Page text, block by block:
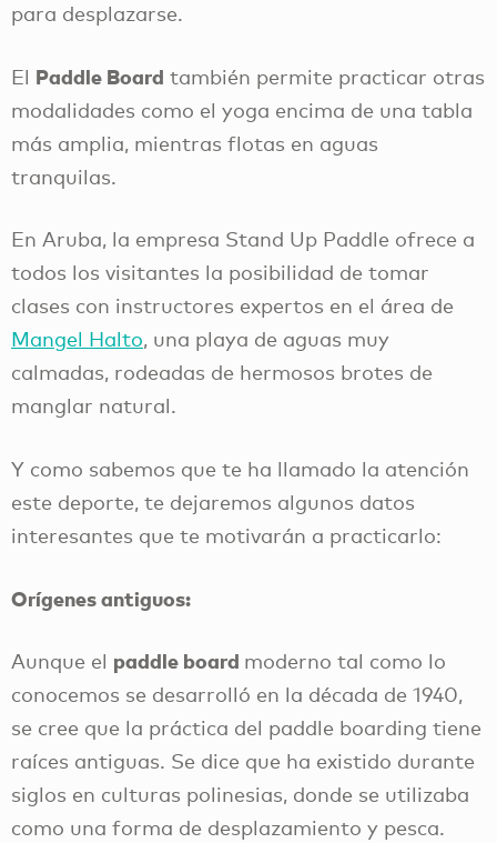
para desplazarse.
El Paddle Board también permite practicar otras
modalidades como el yoga encima de una tabla
más amplia, mientras flotas en aguas
tranquilas.
En Aruba, la empresa Stand Up Paddle ofrece a
todos los visitantes la posibilidad de tomar
clases con instructores expertos en el área de
Mangel Halto, una playa de aguas muy
calmadas, rodeadas de hermosos brotes de
manglar natural.
Y como sabemos que te ha llamado la atención
este deporte, te dejaremos algunos datos
interesantes que te motivarán a practicarlo:
Orígenes antiguos:
Aunque el paddle board moderno tal como lo
conocemos se desarrolló en la década de 1940,
se cree que la práctica del paddle boarding tiene
raíces antiguas. Se dice que ha existido durante
siglos en culturas polinesias, donde se utilizaba
como una forma de desplazamiento y pesca.